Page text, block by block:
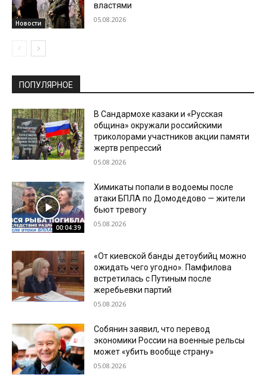
Новости
властями
05.08.2026
ПОПУЛЯРНОЕ
В Сандармохе казаки и «Русская
община» окружали российскими
триколорами участников акции памяти
жертв репрессий
05.08.2026
00:04:39
Химикаты попали в водоемы после
атаки БПЛА по Домодедово — жители
бьют тревогу
05.08.2026
«От киевской банды детоубийц можно
ожидать чего угодно». Памфилова
встретилась с Путиным после
жеребьевки партий
05.08.2026
Собянин заявил, что перевод
экономики России на военные рельсы
может «убить вообще страну»
05.08.2026